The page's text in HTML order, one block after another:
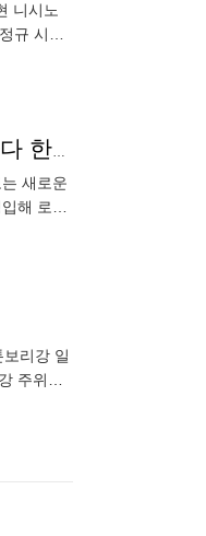
니시노
규 시즌
작년에 수모 당한 日 투수, 올해는 류현진에 밀리나… 제대로 걸린 아홉수, 잘 나가다 한숨
새로운
해 로테
리강 일
주위로